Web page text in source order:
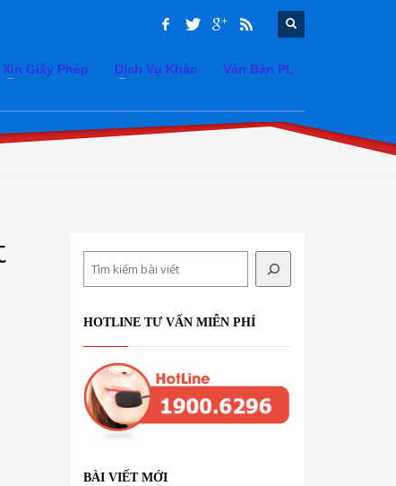
Xin Giấy Phép Dịch Vụ Khác Văn Bản PL
HOTLINE TƯ VẤN MIỄN PHÍ
BÀI VIẾT MỚI